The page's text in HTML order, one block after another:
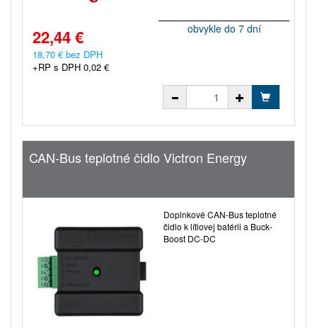
22,44 €
18,70 € bez DPH
+RP s DPH 0,02 €
obvykle do 7 dní
CAN-Bus teplotné čidlo Victron Energy
Doplnkové CAN-Bus teplotné
čidlo k lítiovej batérii a Buck-
Boost DC-DC